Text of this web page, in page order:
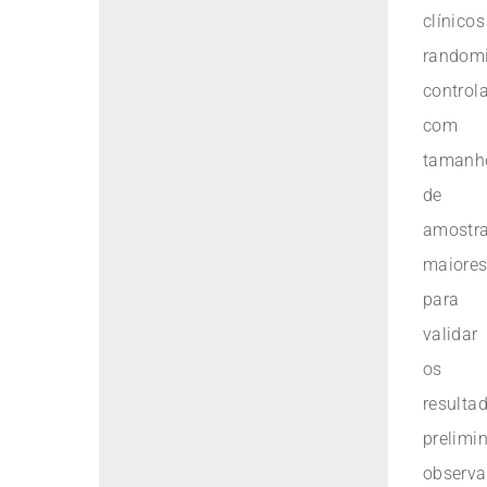
clínicos
com
de
maiores
para
validar
os